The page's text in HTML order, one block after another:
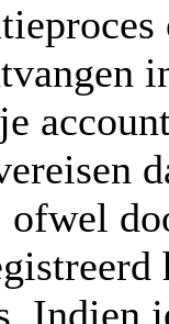
Indien